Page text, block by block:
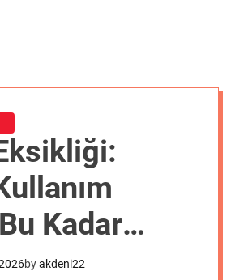
Kadar
byakdeni22